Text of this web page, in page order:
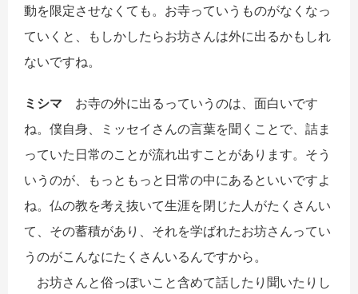
動を限定させなくても。お寺っていうものがなくなっ
ていくと、もしかしたらお坊さんは外に出るかもしれ
ないですね。
ミシマ お寺の外に出るっていうのは、面白いです
ね。僕自身、ミッセイさんの言葉を聞くことで、詰ま
っていた日常のことが流れ出すことがあります。そう
いうのが、もっともっと日常の中にあるといいですよ
ね。仏の教を考え抜いて生涯を閉じた人がたくさんい
て、その蓄積があり、それを学ばれたお坊さんってい
うのがこんなにたくさんいるんですから。
お坊さんと俗っぽいこと含めて話したり聞いたりし